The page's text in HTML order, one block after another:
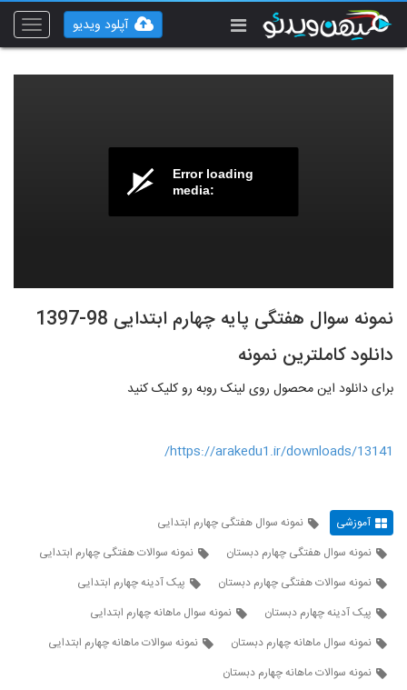
Toggle
آپلود ویدیو
Error loading
media:
نمونه سوال هفتگی پایه چهارم ابتدایی 98-1397
دانلود کاملترین نمونه
برای دانلود این محصول روی لینک روبه رو کلیک کنید
https://arakedu1.ir/downloads/13141/
آموزشی
نمونه سوال هفتگی چهارم ابتدایی
نمونه سوال هفتگی چهارم دبستان
نمونه سوالات هفتگی چهارم ابتدایی
نمونه سوالات هفتگی چهارم دبستان
پیک آدینه چهارم ابتدایی
پیک آدینه چهارم دبستان
نمونه سوال ماهانه چهارم ابتدایی
نمونه سوال ماهانه چهارم دبستان
نمونه سوالات ماهانه چهارم ابتدایی
نمونه سوالات ماهانه چهارم دبستان